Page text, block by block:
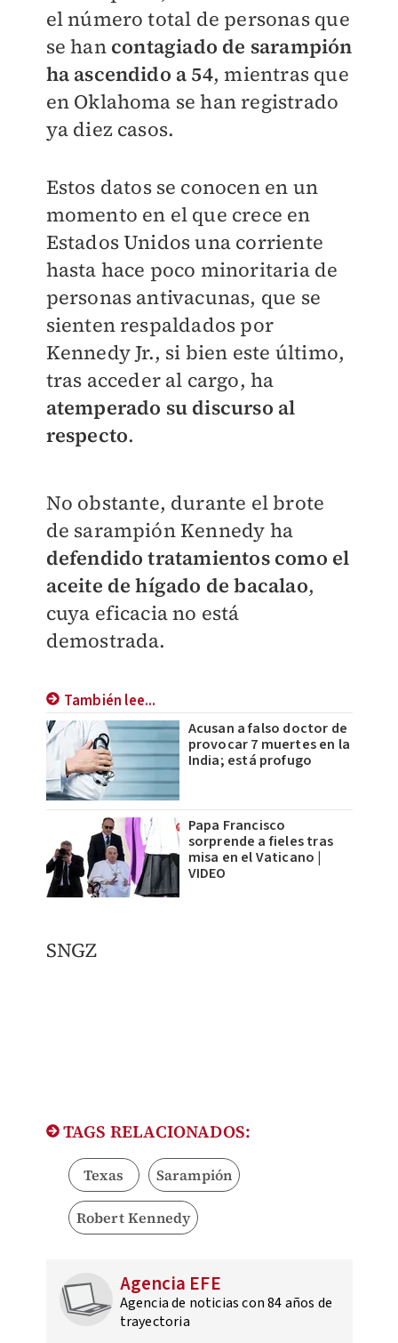
el número total de personas que
se han contagiado de sarampión
ha ascendido a 54, mientras que
en Oklahoma se han registrado
ya diez casos.
Estos datos se conocen en un
momento en el que crece en
Estados Unidos una corriente
hasta hace poco minoritaria de
personas antivacunas, que se
sienten respaldados por
Kennedy Jr., si bien este último,
tras acceder al cargo, ha
atemperado su discurso al
respecto.
No obstante, durante el brote
de sarampión Kennedy ha
defendido tratamientos como el
aceite de hígado de bacalao,
cuya eficacia no está
demostrada.
También lee...
Acusan a falso doctor de
provocar 7 muertes en la
India; está profugo
Papa Francisco
sorprende a fieles tras
misa en el Vaticano |
VIDEO
SNGZ
TAGS RELACIONADOS:
Texas Sarampión
Robert Kennedy
Agencia EFE
Agencia de noticias con 84 años de
trayectoria